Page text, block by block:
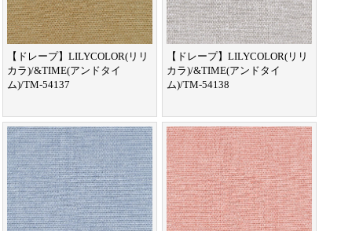
【ドレープ】LILYCOLOR(リリ
カラ)/&TIME(アンドタイ
ム)/TM-54137
【ドレープ】LILYCOLOR(リリ
カラ)/&TIME(アンドタイ
ム)/TM-54138